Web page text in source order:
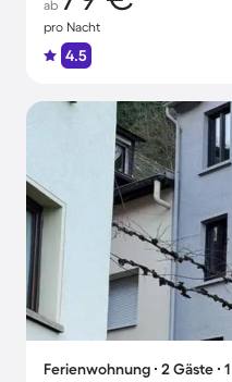
ab
pro Nacht
4.5
Ferienwohnung ∙ 2 Gäste ∙